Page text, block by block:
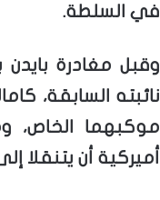
في السلطة.
وقبل مغادرة بايدن
نائبته السابقة،
موكبهما الخاص،
أميركية أن يتنقلا